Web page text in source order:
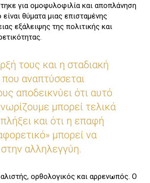
για ομοφυλοφιλία και αποπλάνηση
θύματα μιας επισταμένης
εξάλειψης της πολιτικής και
τους και η σταδιακή
αναπτύσσεται
αποδεικνύει ότι αυτό
μπορεί τελικά
και ότι η επαφή
μπορεί να
αλληλεγγύη.
ορθολογικός και αρρενωπός. Ο